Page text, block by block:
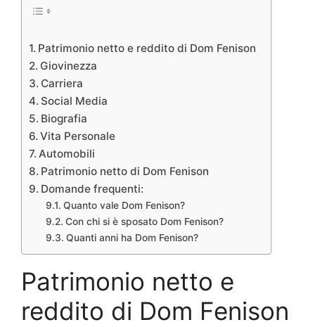
Patrimonio netto e reddito di Dom Fenison
Giovinezza
Carriera
Social Media
Biografia
Vita Personale
Automobili
Patrimonio netto di Dom Fenison
Domande frequenti:
Quanto vale Dom Fenison?
Con chi si è sposato Dom Fenison?
Quanti anni ha Dom Fenison?
Patrimonio netto e
reddito di Dom Fenison